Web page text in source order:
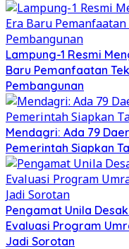
Lampung-1 Resmi
Baru Pemanfaatan
Pembangunan
Mendagri: Ada 79
Pemerintah Siapkan
Pengamat Unila
Evaluasi Program
Jadi Sorotan